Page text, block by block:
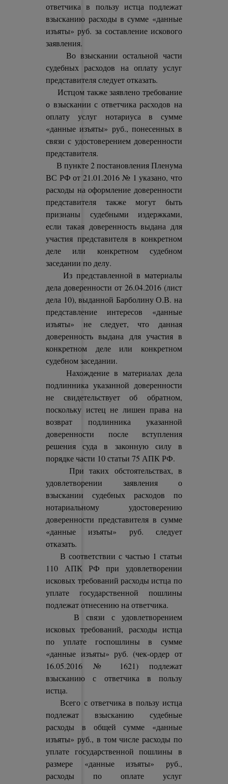
ответчика в пользу истца подлежат
взысканию расходы в сумме «данные
изъяты» руб. за составление искового
заявления.
Во взыскании остальной части
судебных расходов на оплату услуг
представителя следует отказать.
Истцом также заявлено требование
о взыскании с ответчика расходов на
оплату услуг нотариуса в сумме
«данные изъяты» руб., понесенных в
связи с удостоверением доверенности
представителя.
В пункте 2 постановления Пленума
ВС РФ от 21.01.2016 № 1 указано, что
расходы на оформление доверенности
представителя также могут быть
признаны судебными издержками,
если такая доверенность выдана для
участия представителя в конкретном
деле или конкретном судебном
заседании по делу.
Из представленной в материалы
дела доверенности от 26.04.2016 (лист
дела 10), выданной Барболину О.В. на
представление интересов «данные
изъяты» не следует, что данная
доверенность выдана для участия в
конкретном деле или конкретном
судебном заседании.
Нахождение в материалах дела
подлинника указанной доверенности
не свидетельствует об обратном,
поскольку истец не лишен права на
возврат подлинника указанной
доверенности после вступления
решения суда в законную силу в
порядке части 10 статьи 75 АПК РФ.
При таких обстоятельствах, в
удовлетворении заявления о
взыскании судебных расходов по
нотариальному удостоверению
доверенности представителя в сумме
«данные изъяты» руб. следует
отказать.
В соответствии с частью 1 статьи
110 АПК РФ при удовлетворении
исковых требований расходы истца по
уплате государственной пошлины
подлежат отнесению на ответчика.
В связи с удовлетворением
исковых требований, расходы истца
по уплате госпошлины в сумме
«данные изъяты» руб. (чек-ордер от
16.05.2016 № 1621) подлежат
взысканию с ответчика в пользу
истца.
Всего с ответчика в пользу истца
подлежат взысканию судебные
расходы в общей сумме «данные
изъяты» руб., в том числе расходы по
уплате государственной пошлины в
размере «данные изъяты» руб.,
расходы по оплате услуг